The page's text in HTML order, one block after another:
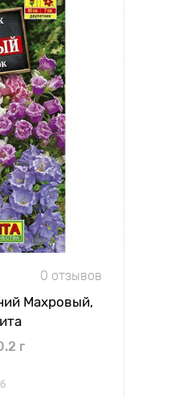
0 отзывов
Махровый,
г